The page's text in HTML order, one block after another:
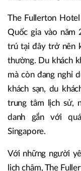
The Fullerton
Quốc gia vào năm
trú tại đây trở nên
thường. Du khách
mà còn đang nghỉ
khách sạn, du
trung tâm lịch sử,
danh gắn với
Singapore.
Với những người
lịch chậm, The